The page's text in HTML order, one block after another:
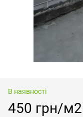
В наявності
450 грн/м2